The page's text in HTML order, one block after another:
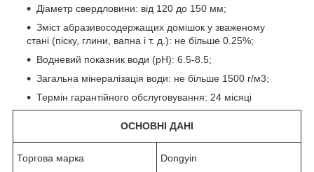
Діаметр свердловини: від 120 до 150 мм;
Зміст абразивосодержащих домішок у зваженому
стані (піску, глини, вапна і т. д.): не більше 0.25%;
Водневий показник води (рН): 6.5-8.5;
Загальна мінералізація води: не більше 1500 г/м3;
Термін гарантійного обслуговування: 24 місяці
ОСНОВНІ ДАНІ
Торгова марка Dongyin